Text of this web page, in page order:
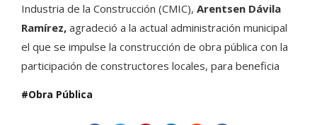
Industria de la Construcción (CMIC), Arentsen Dávila
Ramírez, agradeció a la actual administración municipal
el que se impulse la construcción de obra pública con la
participación de constructores locales, para beneficia
Obra Pública